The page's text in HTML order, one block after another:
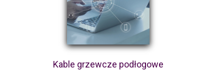
Kable grzewcze podłogowe